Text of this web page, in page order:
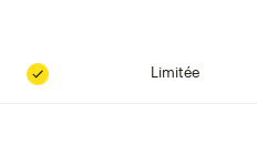
Inclus
Limitée